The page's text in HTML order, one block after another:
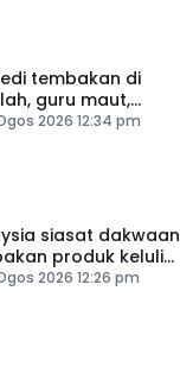
tembakan di
guru maut,
bunuh diri
2026 12:34 pm
siasat dakwaan
produk keluli
Taiwan dan
2026 12:26 pm